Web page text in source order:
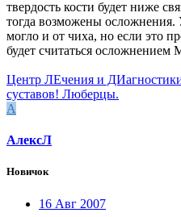
твердость кости будет ниже
тогда возможены осложнения.
могло и от чиха, но если это
будет считаться осложнением
Центр ЛЕчения и
суставов! Люберцы.
А
АлексЛ
Новичок
16 Авг 2007